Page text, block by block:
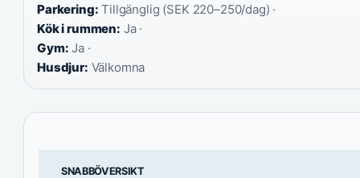
Parkering: Tillgänglig (SEK 220–250/dag) ·
Kök i rummen: Ja ·
Gym: Ja ·
Husdjur: Välkomna
SNABBÖVERSIKT